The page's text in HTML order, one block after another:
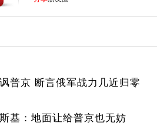
普京 断言俄军战力几近归零
基：地面让给普京也无妨